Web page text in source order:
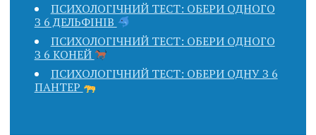
ПСИХОЛОГІЧНИЙ ТЕСТ: ОБЕРИ ОДНОГО
З 6 ДЕЛЬФІНІВ
ПСИХОЛОГІЧНИЙ ТЕСТ: ОБЕРИ ОДНОГО
З 6 КОНЕЙ
ПСИХОЛОГІЧНИЙ ТЕСТ: ОБЕРИ ОДНУ З 6
ПАНТЕР